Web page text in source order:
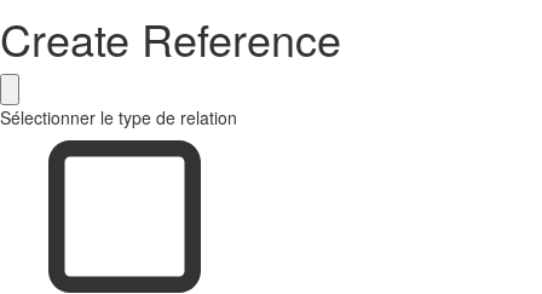
Create Reference
Sélectionner le type de relation